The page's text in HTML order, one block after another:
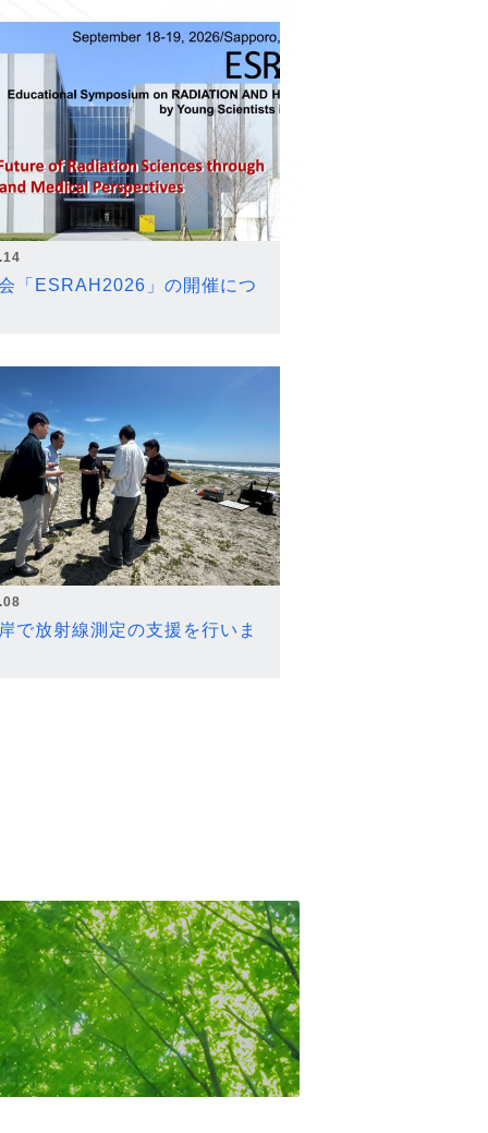
「ESRAH2026」の開催につ
で放射線測定の支援を行いま